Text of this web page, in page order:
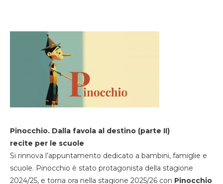
Pinocchio. Dalla favola al destino (parte II)
recite per le scuole
Si rinnova l’appuntamento dedicato a bambini, famiglie e
scuole. Pinocchio è stato protagonista della stagione
2024/25, e torna ora nella stagione 2025/26 con Pinocchio